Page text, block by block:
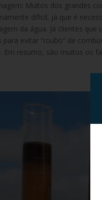
Muitos dos grandes
difícil, já que é
da água. Já clientes
para evitar “roubo” de
Em resumo, são muitos os